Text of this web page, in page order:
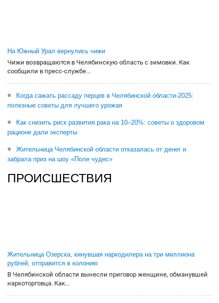
На Южный Урал вернулись чижи
Чижи возвращаются в Челябинскую область с зимовки. Как
сообщили в пресс-службе...
Когда сажать рассаду перцев в Челябинской области-2025:
полезные советы для лучшего урожая
Как снизить риск развития рака на 10–20%: советы о здоровом
рационе дали эксперты
Жительница Челябинской области отказалась от денег и
забрала приз на шоу «Поле чудес»
ПРОИСШЕСТВИЯ
Жительница Озерска, кинувшая наркодилера на три миллиона
рублей, отправится в колонию
В Челябинской области вынесли приговор женщине, обманувшей
наркоторговца. Как...